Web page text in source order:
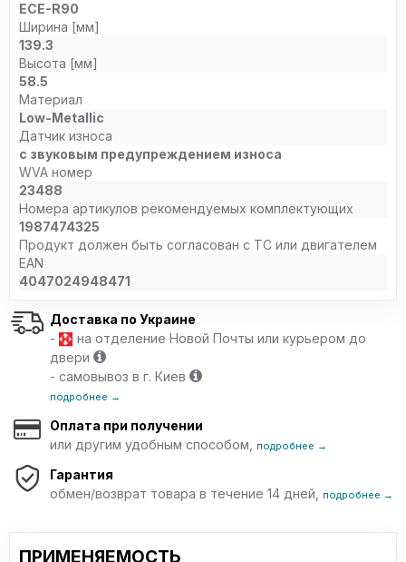
ECE-R90
Ширина [мм]
139.3
Высота [мм]
58.5
Материал
Low-Metallic
Датчик износа
с звуковым предупреждением износа
WVA номер
23488
Номера артикулов рекомендуемых комплектующих
1987474325
Продукт должен быть согласован с ТС или двигателем
EAN
4047024948471
Доставка по Украине
-
на отделение Новой Почты или курьером до
двери
- самовывоз в г. Киев
подробнее →
Оплата при получении
или другим удобным способом,
подробнее →
Гарантия
обмен/возврат товара в течение 14 дней,
подробнее →
ПРИМЕНЯЕМОСТЬ